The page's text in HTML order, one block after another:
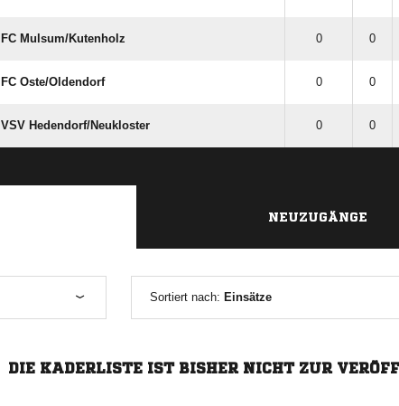
FC Mulsum/​Kutenholz 0 0
FC Oste/​Oldendorf 0 0
VSV Hedendorf/​Neukloster 0 0
NEUZUGÄNGE
Sortiert nach: Einsätze
DIE KADERLISTE IST BISHER NICHT ZUR